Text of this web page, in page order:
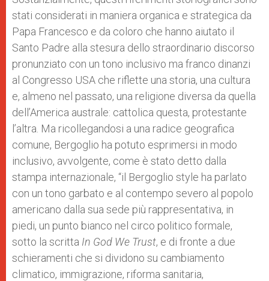
stati considerati in maniera organica e strategica da
Papa Francesco e da coloro che hanno aiutato il
Santo Padre alla stesura dello straordinario discorso
pronunziato con un tono inclusivo ma franco dinanzi
al Congresso USA che riflette una storia, una cultura
e, almeno nel passato, una religione diversa da quella
dell’America australe: cattolica questa, protestante
l’altra. Ma ricollegandosi a una radice geografica
comune, Bergoglio ha potuto esprimersi in modo
inclusivo, avvolgente, come è stato detto dalla
stampa internazionale, “il Bergoglio style ha parlato
con un tono garbato e al contempo severo al popolo
americano dalla sua sede più rappresentativa, in
piedi, un punto bianco nel circo politico formale,
sotto la scritta In God We Trust, e di fronte a due
schieramenti che si dividono su cambiamento
climatico, immigrazione, riforma sanitaria,